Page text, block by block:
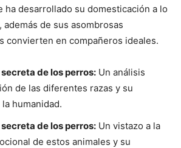
ha desarrollado su domesticación a lo
de sus asombrosas
convierten en compañeros ideales.
de los perros: Un análisis
de las diferentes razas y su
humanidad.
de los perros: Un vistazo a la
de estos animales y su